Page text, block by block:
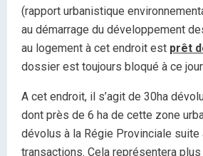
(rapport urbanistique
au démarrage du développement
au logement à cet endroit est prêt
dossier est toujours bloqué à ce
A cet endroit, il s’agit de 30ha
dont près de 6 ha de cette zone
dévolus à la Régie Provinciale
transactions. Cela représentera